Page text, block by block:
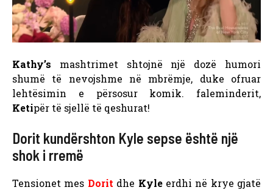
Kathy’s mashtrimet shtojnë një dozë humori
shumë të nevojshme në mbrëmje, duke ofruar
lehtësimin e përsosur komik. faleminderit,
Ketipër të sjellë të qeshurat!
Dorit kundërshton Kyle sepse është një
shok i rremë
Tensionet mes Dorit dhe Kyleerdhi në krye gjatë